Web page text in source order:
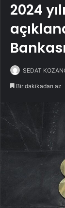
2024
SEDAT
Bir dakikadan az